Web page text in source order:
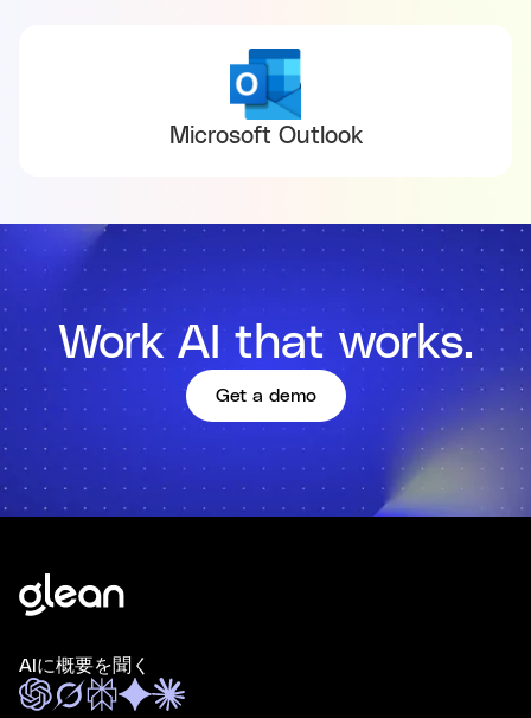
Microsoft Outlook
Work AI that works.
Get a demo
AIに概要を聞く